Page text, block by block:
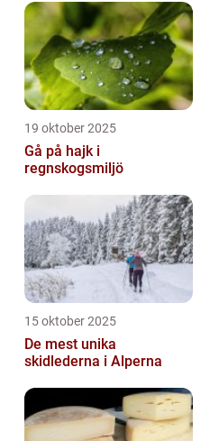
19 oktober 2025
Gå på hajk i
regnskogsmiljö
15 oktober 2025
De mest unika
skidlederna i Alperna